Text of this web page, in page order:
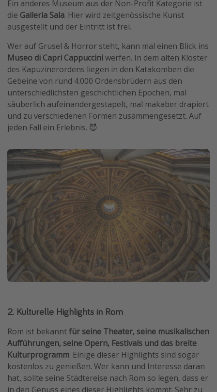
Ein anderes Museum aus der Non-Profit Kategorie ist
die Galleria Sala. Hier wird zeitgenössische Kunst
ausgestellt und der Eintritt ist frei.
Wer auf Grusel & Horror steht, kann mal einen Blick ins
Museo di Capri Cappucciniwerfen. In dem alten Kloster
des Kapuzinerordens liegen in den Katakomben die
Gebeine von rund 4.000 Ordensbrüdern aus den
unterschiedlichsten geschichtlichen Epochen, mal
säuberlich aufeinandergestapelt, mal makaber drapiert
und zu verschiedenen Formen zusammengesetzt. Auf
jeden Fall ein Erlebnis. 😈
2. Kulturelle Highlights in Rom
Rom ist bekanntfür seine Theater, seine musikalischen
Aufführungen, seine Opern, Festivals und das breite
Kulturprogramm. Einige dieser Highlights sind sogar
kostenlos zu genießen. Wer kann und Interesse daran
hat, sollte seine Städtereise nach Rom so legen, dass er
in den Genuss eines dieser Highlights kommt. Sehr zu